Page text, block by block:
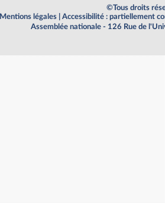
©Tous droits
Mentions légales
Accessibilité : partiellement
Assemblée nationale - 126 Rue de